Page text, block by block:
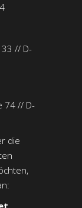
// D-
74 // D-
die